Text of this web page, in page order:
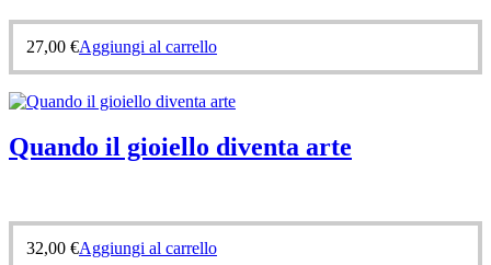
27,00 €Aggiungi al carrello
Quando il gioiello diventa arte
32,00 €Aggiungi al carrello